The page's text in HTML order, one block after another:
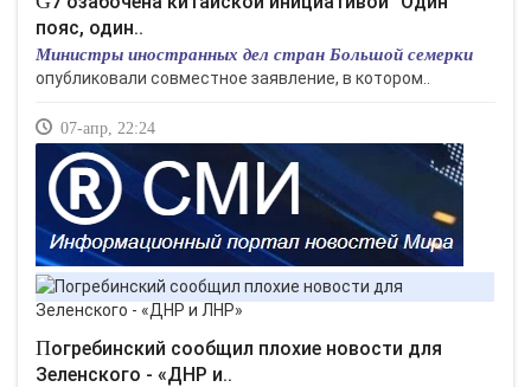
пояс, один..
Министры иностранных дел стран Большой семерки
опубликовали совместное заявление, в котором..
07-апр, 22:24
Погребинский сообщил плохие новости для
Зеленского - «ДНР и..